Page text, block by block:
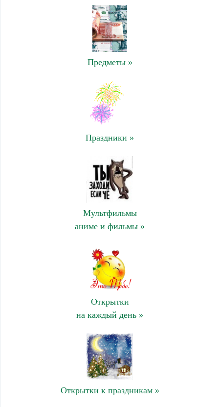
Предметы »
Праздники »
Мультфильмы
аниме и фильмы »
Открытки
на каждый день »
Открытки к праздникам »